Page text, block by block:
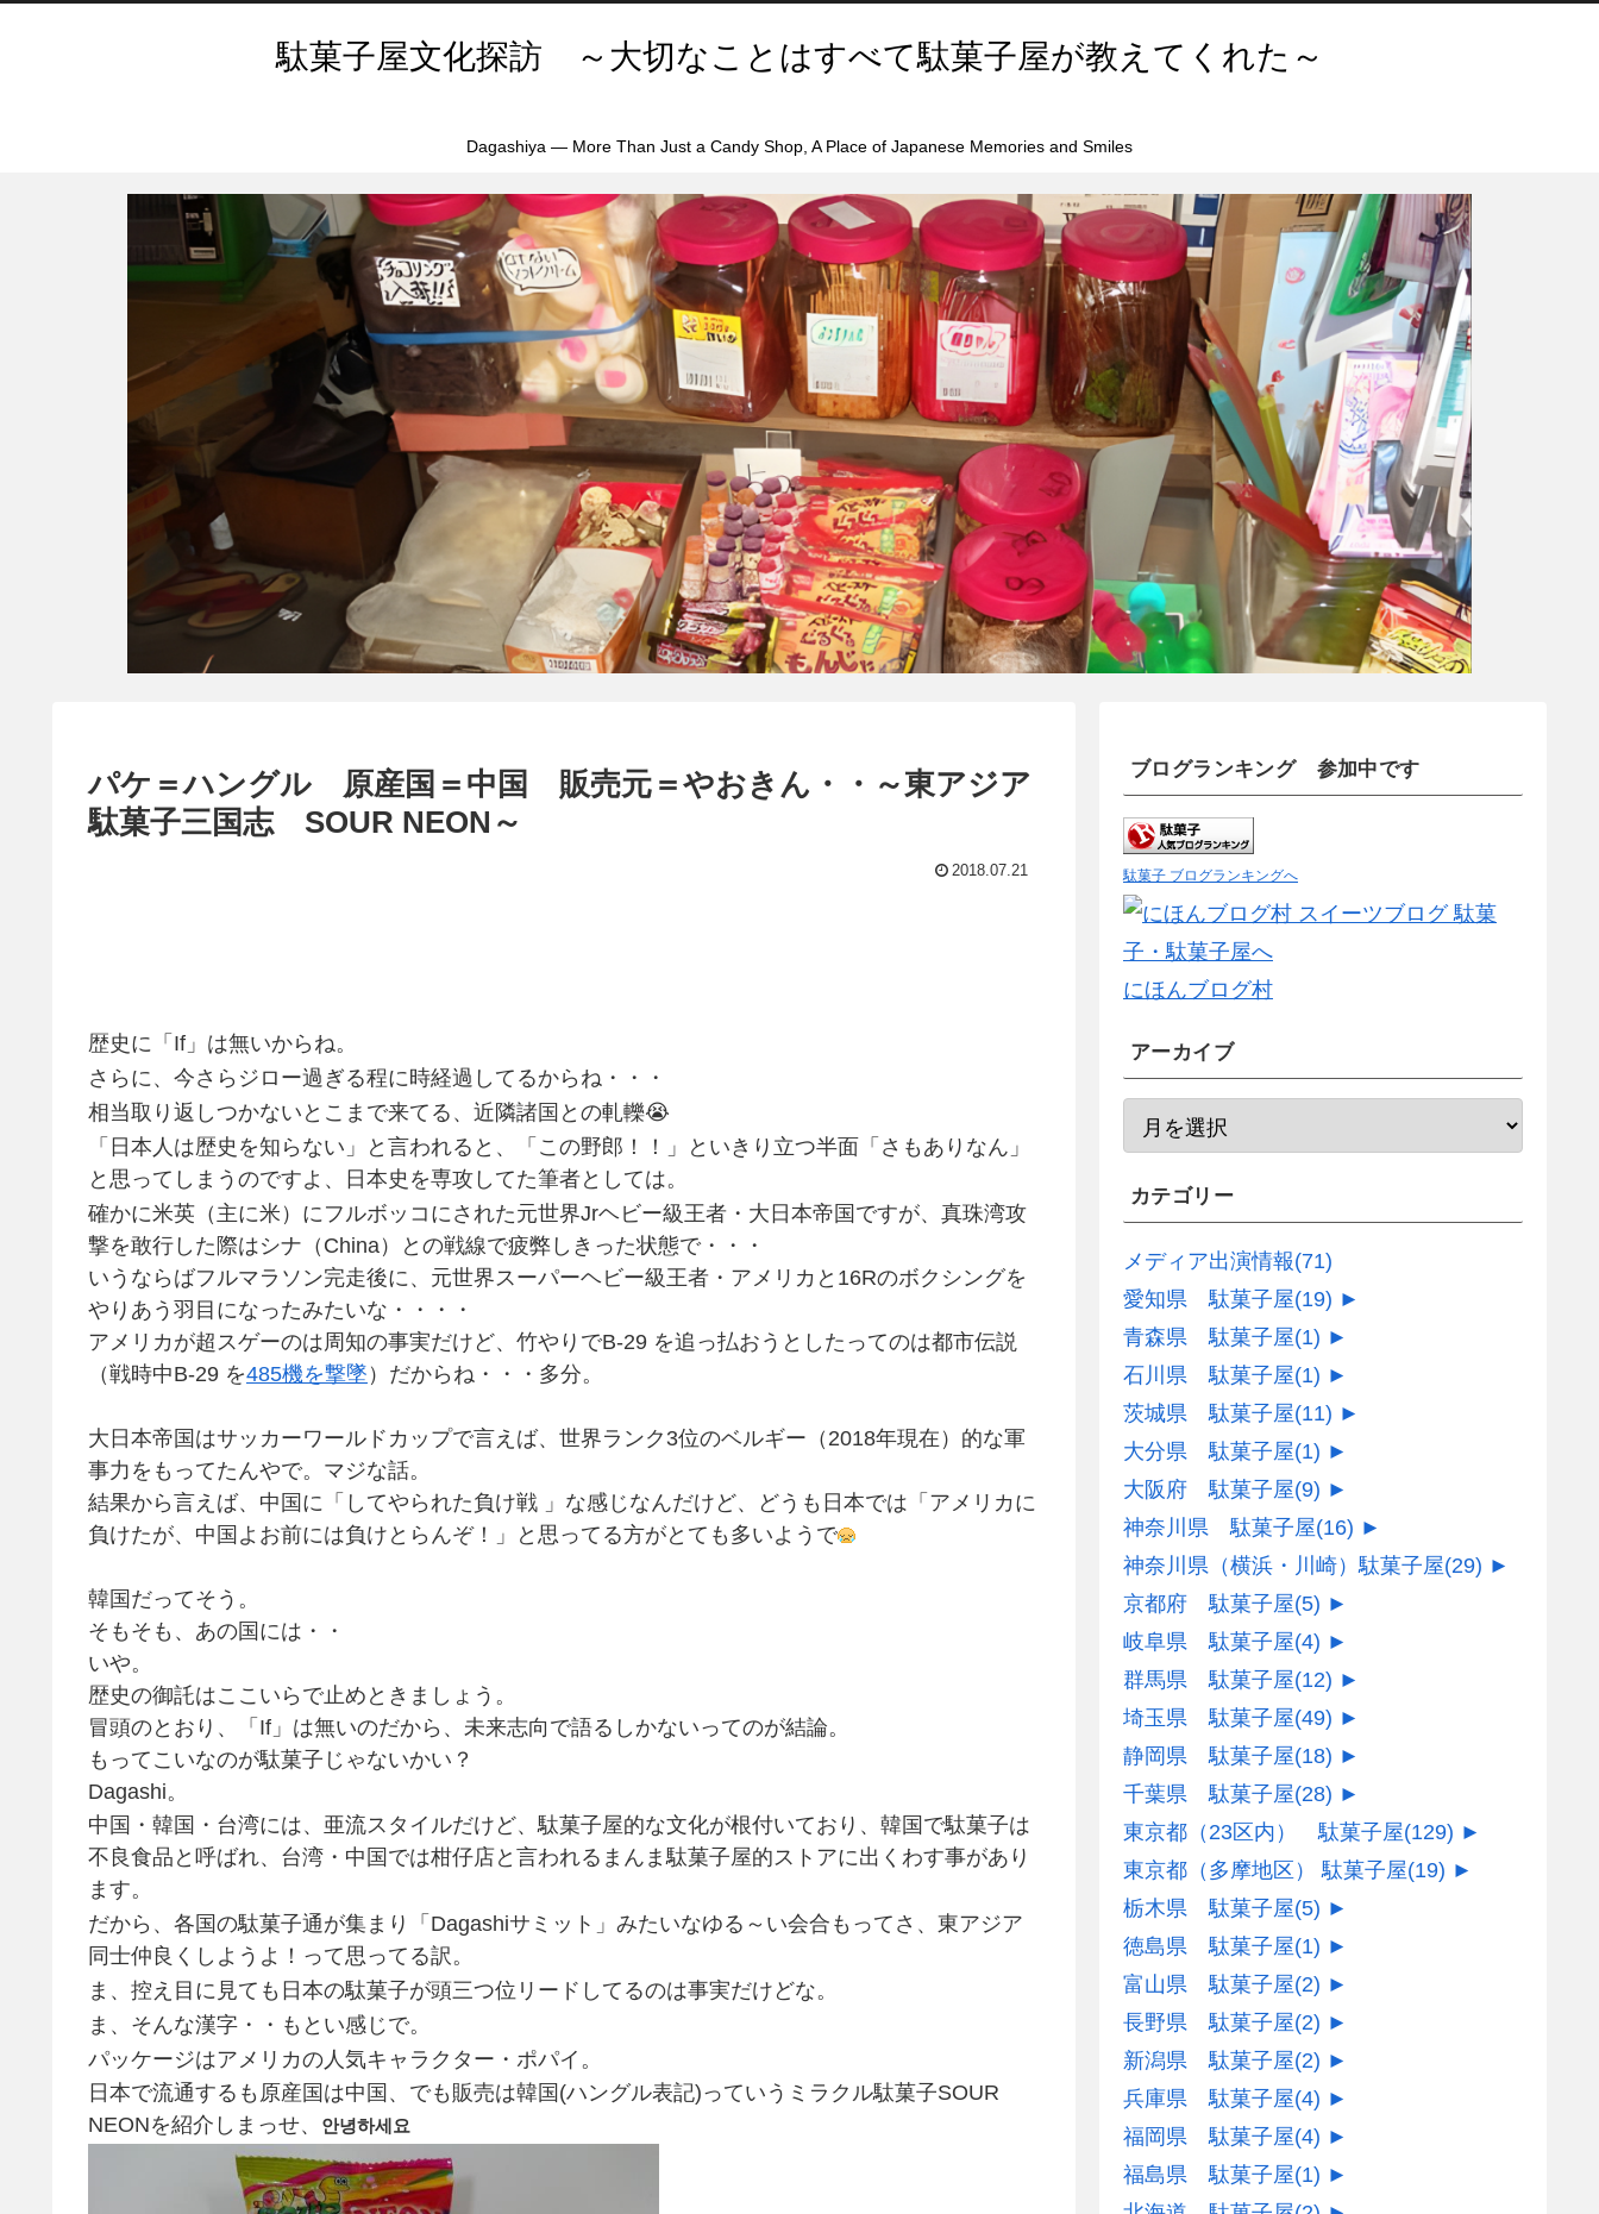
駄菓子屋文化探訪 ～大切なことはすべて駄菓子屋が教えてくれた～
Dagashiya — More Than Just a Candy Shop, A Place of Japanese Memories and Smiles
パケ＝ハングル 原産国＝中国 販売元＝やおきん・・～東アジア
駄菓子三国志 SOUR NEON～
2018.07.21
歴史に「If」は無いからね。
さらに、今さらジロー過ぎる程に時経過してるからね・・・
相当取り返しつかないとこまで来てる、近隣諸国との軋轢😭
「日本人は歴史を知らない」と言われると、「この野郎！！」といきり立つ半面「さもありなん」
と思ってしまうのですよ、日本史を専攻してた筆者としては。
確かに米英（主に米）にフルボッコにされた元世界Jrヘビー級王者・大日本帝国ですが、真珠湾攻
撃を敢行した際はシナ（China）との戦線で疲弊しきった状態で・・・
いうならばフルマラソン完走後に、元世界スーパーヘビー級王者・アメリカと16Rのボクシングを
やりあう羽目になったみたいな・・・・
アメリカが超スゲーのは周知の事実だけど、竹やりでB-29 を追っ払おうとしたってのは都市伝説
（戦時中B-29 を485機を撃墜 ）だからね・・・多分。
大日本帝国はサッカーワールドカップで言えば、世界ランク3位のベルギー（2018年現在）的な軍
事力をもってたんやで。マジな話。
結果から言えば、中国に「してやられた負け戦 」な感じなんだけど、どうも日本では「アメリカに
負けたが、中国よお前には負けとらんぞ！」と思ってる方がとても多いようで
韓国だってそう。
そもそも、あの国には・・
いや。
歴史の御託はここいらで止めときましょう。
冒頭のとおり、「If」は無いのだから、未来志向で語るしかないってのが結論。
もってこいなのが駄菓子じゃないかい？
Dagashi。
中国・韓国・台湾には、亜流スタイルだけど、駄菓子屋的な文化が根付いており、韓国で駄菓子は
不良食品と呼ばれ、台湾・中国では柑仔店と言われるまんま駄菓子屋的ストアに出くわす事があり
ます。
だから、各国の駄菓子通が集まり「Dagashiサミット」みたいなゆる～い会合もってさ、東アジア
同士仲良くしようよ！って思ってる訳。
ま、控え目に見ても日本の駄菓子が頭三つ位リードしてるのは事実だけどな。
ま、そんな漢字・・もとい感じで。
パッケージはアメリカの人気キャラクター・ポパイ。
日本で流通するも原産国は中国、でも販売は韓国(ハングル表記)っていうミラクル駄菓子SOUR
NEONを紹介しまっせ、
안녕하세요
ブログランキング 参加中です
駄菓子 ブログランキングへ
にほんブログ村
アーカイブ
カテゴリー
メディア出演情報(71)
愛知県 駄菓子屋(19) ►
青森県 駄菓子屋(1) ►
石川県 駄菓子屋(1) ►
茨城県 駄菓子屋(11) ►
大分県 駄菓子屋(1) ►
大阪府 駄菓子屋(9) ►
神奈川県 駄菓子屋(16) ►
神奈川県（横浜・川崎）駄菓子屋(29) ►
京都府 駄菓子屋(5) ►
岐阜県 駄菓子屋(4) ►
群馬県 駄菓子屋(12) ►
埼玉県 駄菓子屋(49) ►
静岡県 駄菓子屋(18) ►
千葉県 駄菓子屋(28) ►
東京都（23区内） 駄菓子屋(129) ►
東京都（多摩地区） 駄菓子屋(19) ►
栃木県 駄菓子屋(5) ►
徳島県 駄菓子屋(1) ►
富山県 駄菓子屋(2) ►
長野県 駄菓子屋(2) ►
新潟県 駄菓子屋(2) ►
兵庫県 駄菓子屋(4) ►
福岡県 駄菓子屋(4) ►
福島県 駄菓子屋(1) ►